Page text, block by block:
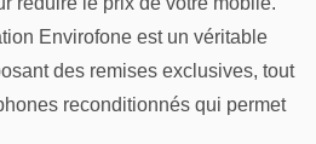
Envirofone est un véritable
des remises exclusives, tout
reconditionnés qui permet